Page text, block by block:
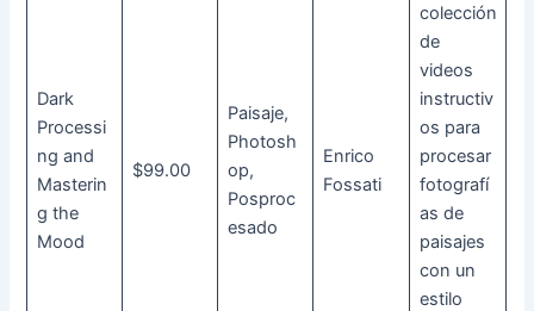
Dark
Processi
ng and
Masterin
g the
Mood
$99.00
Paisaje,
Photosh
op,
Posproc
esado
Enrico
Fossati
colección
de
videos
instructiv
os para
procesar
fotografí
as de
paisajes
con un
estilo